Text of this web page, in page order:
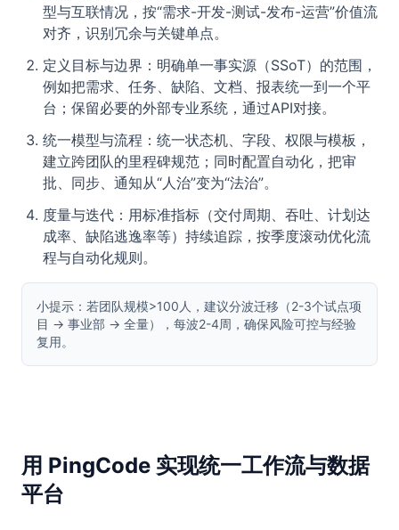
型与互联情况，按“需求-开发-测试-发布-运营”价值流
对齐，识别冗余与关键单点。
定义目标与边界：明确单一事实源（SSoT）的范围，
例如把需求、任务、缺陷、文档、报表统一到一个平
台；保留必要的外部专业系统，通过API对接。
统一模型与流程：统一状态机、字段、权限与模板，
建立跨团队的里程碑规范；同时配置自动化，把审
批、同步、通知从“人治”变为“法治”。
度量与迭代：用标准指标（交付周期、吞吐、计划达
成率、缺陷逃逸率等）持续追踪，按季度滚动优化流
程与自动化规则。
小提示：若团队规模>100人，建议分波迁移（2-3个试点项
目 → 事业部 → 全量），每波2-4周，确保风险可控与经验
复用。
用 PingCode 实现统一工作流与数据
平台